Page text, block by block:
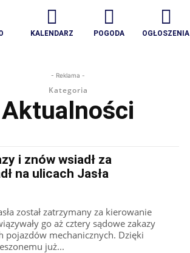
KALENDARZ POGODA OGŁOSZENIA
- Reklama -
Kategoria
Aktualności
i znów wsiadł za
na ulicach Jasła
został zatrzymany za kierowanie
go aż cztery sądowe zakazy
pojazdów mechanicznych. Dzięki
już...